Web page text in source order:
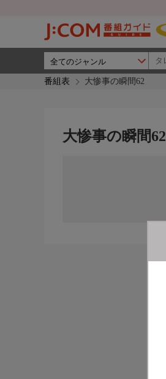
番組表 大惨事の瞬間62
大惨事の瞬間62